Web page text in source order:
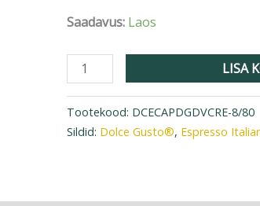
Saadavus: Laos
LISA
Tootekood: DCECAPDGDVCRE-8/80
Sildid: Dolce Gusto®, Espresso